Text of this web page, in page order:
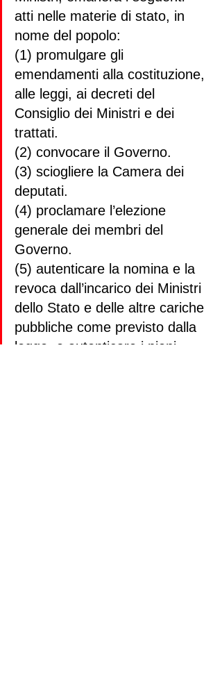
atti nelle materie di stato, in
nome del popolo:
(1) promulgare gli
emendamenti alla costituzione,
alle leggi, ai decreti del
Consiglio dei Ministri e dei
trattati.
(2) convocare il Governo.
(3) sciogliere la Camera dei
deputati.
(4) proclamare l’elezione
generale dei membri del
Governo.
(5) autenticare la nomina e la
revoca dall’incarico dei Ministri
dello Stato e delle altre cariche
pubbliche come previsto dalla
legge, e autenticare i pieni